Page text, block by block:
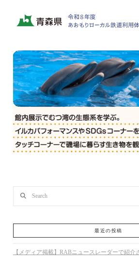
250701_aoimori-model-
最近の投稿
【メディア掲載】RABニュースレーダーで紹介